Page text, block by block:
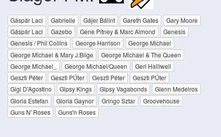
Gáspár Laci Gabrielle Gájer Bálint Gareth Gates
Gary Moore
Gáspár Laci
Gazebo Gene Pitney & Marc Almond
Genesis
Genesis / Phil Collins
George Harrison
George Michael
George Michael & Mary J.Blige
George Michael & The Queen
George Michael_
George Michael/Queen
Geri Halliwell
Geszti Péter
Geszti PÚter Geszti Péter
Geszti PÚter
Gigi D'Agostino
Gipsy Kings Gipsy Vagabonds
Glenn Medeiros
Gloria Estefan
Gloria Gaynor Gringo Sztar
Groovehouse
Guns N' Roses
Guns'n Roses